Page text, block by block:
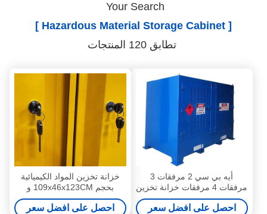
Your Search
[ Hazardous Material Storage Cabinet ]
تطابق 120 المنتجات
أيه بي سي 2 مرفقات 3
مرفقات 4 مرفقات خزانة تخزين
المواد الكيميائية مخزن المواد
الخطرة
احصل على افضل سعر
خزانة تخزين المواد الكيميائية
بحجم 109x46x123CM و
109x46x165CM و
109x86x165CM لتخزين المواد
احصل على افضل سعر